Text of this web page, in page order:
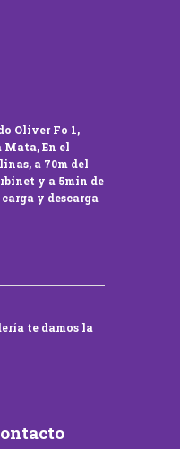
Oliver Fo 1,
Mata, En el
a 70m del
y a 5min de
y descarga
te damos la